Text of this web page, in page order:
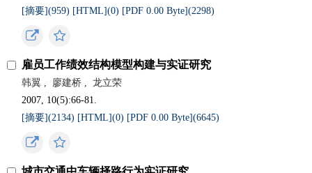
[摘要](959) [HTML](0) [PDF 0.00 Byte](2298)
雇员工作绩效结构模型构建与实证研究
韩翼 , 廖建桥 ,
龙立荣
2007, 10(5):66-81.
[摘要](2134) [HTML](0) [PDF 0.00 Byte](6645)